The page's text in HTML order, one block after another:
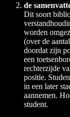
de
Dit soort
worden
(over de
doordat zijn
een
rechterzijde
positie.
in een later
aannemen.
student.